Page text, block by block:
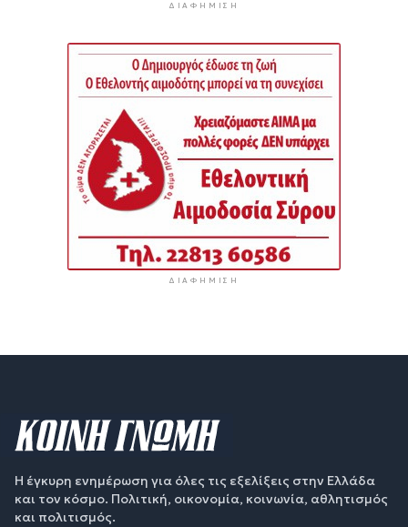
ΔΙΑΦΉΜΙΣΗ
ΔΙΑΦΉΜΙΣΗ
Η έγκυρη ενημέρωση για όλες τις εξελίξεις στην Ελλάδα
και τον κόσμο. Πολιτική, οικονομία, κοινωνία, αθλητισμός
και πολιτισμός.